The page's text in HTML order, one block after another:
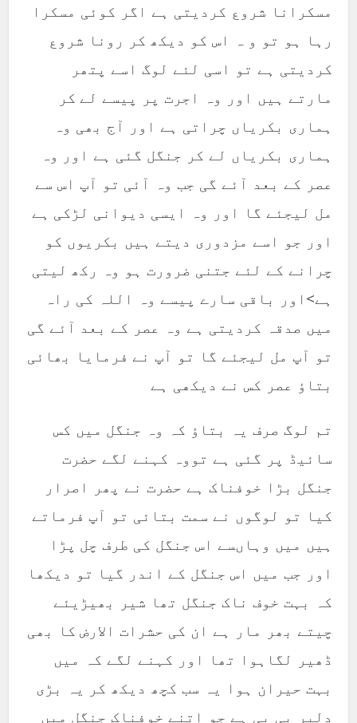
مسکرانا شروع کردیتی ہے اگر کوئی مسکرا
رہا ہو تو و ہ اس کو دیکھ کر رونا شروع
کردیتی ہے تو اسی لئے لوگ اسے پتھر
مارتے ہیں اور وہ اجرت پر پیسے لے کر
ہماری بکریاں چراتی ہے اور آج بھی وہ
ہماری بکریاں لے کر جنگل گئی ہے اور وہ
عصر کے بعد آئے گی جب وہ آئی تو آپ اس سے
مل لیجئے گا اور وہ ایسی دیوانی لڑکی ہے
اور جو اسے مزدوری دیتے ہیں بکریوں کو
چرانے کے لئے جتنی ضرورت ہو وہ رکھ لیتی
ہے>اور باقی سارے پیسے وہ اللہ کی راہ
میں صدقہ کردیتی ہے وہ عصر کے بعد آئے گی
تو آپ مل لیجئے گا تو آپ نے فرمایا بھائی
بتاؤ عصر کس نے دیکھی ہے
تم لوگ صرف یہ بتاؤ کہ وہ جنگل میں کس
سائیڈ پر گئی ہے تووہ کہنے لگے حضرت
جنگل بڑا خوفناک ہے حضرت نے پھر اصرار
کیا تو لوگوں نے سمت بتائی تو آپ فرماتے
ہیں میں وہاںسے اس جنگل کی طرف چل پڑا
اور جب میں اس جنگل کے اندر گیا تو دیکھا
کہ بہت خوف ناک جنگل تھا شیر بھیڑیئے
چیتے بھر مار ہے ان کی حشرات الارض کا بھی
ڈھیر لگاہوا تھا اور کہنے لگے کہ میں
بہت حیران ہوا یہ سب کچھ دیکھ کر یہ بڑی
دلیر بی بی ہے جو اتنے خوفناک جنگل میں